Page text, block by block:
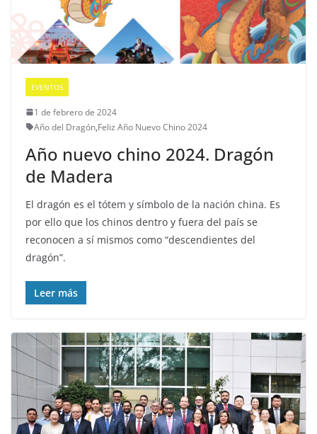
EVENTOS
1 de febrero de 2024
Año del Dragón,Feliz Año Nuevo Chino 2024
Año nuevo chino 2024. Dragón
de Madera
El dragón es el tótem y símbolo de la nación china. Es
por ello que los chinos dentro y fuera del país se
reconocen a sí mismos como “descendientes del
dragón”.
Leer más